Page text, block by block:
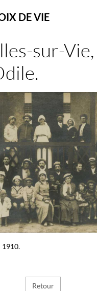
DE VIE
sur-
1910.
Retour